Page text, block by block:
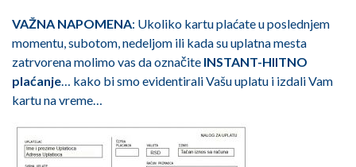
VAŽNA NAPOMENA: Ukoliko kartu plaćate u poslednjem
momentu, subotom, nedeljom ili kada su uplatna mesta
zatrvorena molimo vas da označite INSTANT-HIITNO
plaćanje… kako bi smo evidentirali Vašu uplatu i izdali Vam
kartu na vreme…